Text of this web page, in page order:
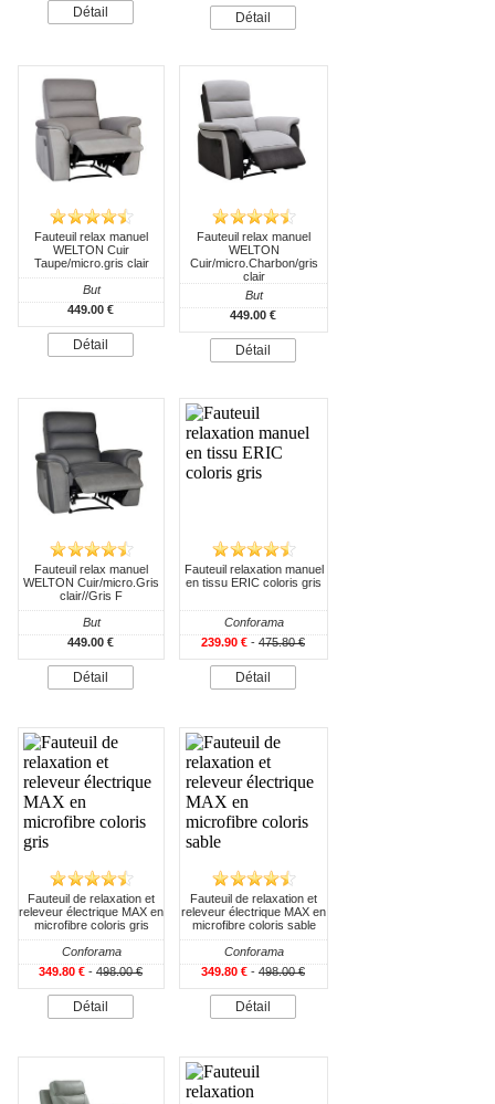
Détail Détail
Fauteuil relax manuel
WELTON Cuir
Taupe/micro.gris clair
But
449.00 €
Détail
Fauteuil relax manuel
WELTON
Cuir/micro.Charbon/gris
clair
But
449.00 €
Détail
Fauteuil relax manuel
WELTON Cuir/micro.Gris
clair//Gris F
But
449.00 €
Détail
Fauteuil relaxation manuel
en tissu ERIC coloris gris
Conforama
239.90 € - 475.80 €
Détail
Fauteuil de relaxation et
releveur électrique MAX en
microfibre coloris gris
Conforama
349.80 € - 498.00 €
Détail
Fauteuil de relaxation et
releveur électrique MAX en
microfibre coloris sable
Conforama
349.80 € - 498.00 €
Détail